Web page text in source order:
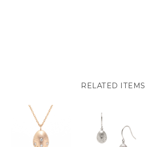
RELATED ITEMS